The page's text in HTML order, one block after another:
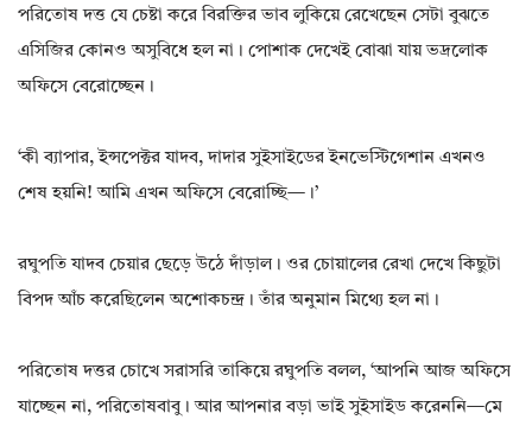
পরিতোষ দত্ত যে চেষ্টা করে বিরক্তির ভাব লুকিয়ে রেখেছেন সেটা বুঝতে
এসিজির কোনও অসুবিধে হল না। পোশাক দেখেই বোঝা যায় ভদ্রলোক
অফিসে বেরোচ্ছেন।
‘কী ব্যাপার, ইন্সপেক্টর যাদব, দাদার সুইসাইডের ইনভেস্টিগেশান এখনও
শেষ হয়নি! আমি এখন অফিসে বেরোচ্ছি—।’
রঘুপতি যাদব চেয়ার ছেড়ে উঠে দাঁড়াল। ওর চোয়ালের রেখা দেখে কিছুটা
বিপদ আঁচ করেছিলেন অশোকচন্দ্র। তাঁর অনুমান মিথ্যে হল না।
পরিতোষ দত্তর চোখে সরাসরি তাকিয়ে রঘুপতি বলল, ‘আপনি আজ অফিসে
যাচ্ছেন না, পরিতোষবাবু। আর আপনার বড়া ভাই সুইসাইড করেননি—মে